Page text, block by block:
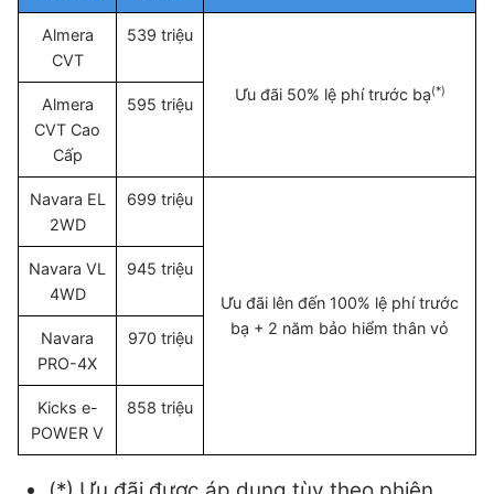
Almera
CVT
539 triệu
Ưu đãi 50% lệ phí trước bạ(*)
Almera
CVT Cao
Cấp
595 triệu
Navara EL
2WD
699 triệu
Ưu đãi lên đến 100% lệ phí trước
bạ + 2 năm bảo hiểm thân vỏ
Navara VL
4WD
945 triệu
Navara
PRO-4X
970 triệu
Kicks e-
POWER V
858 triệu